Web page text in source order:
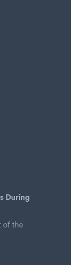
During
of the